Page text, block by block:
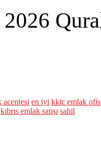
acentesi en iyi kktc emlak ofis
kıbrıs emlak satışı sahil